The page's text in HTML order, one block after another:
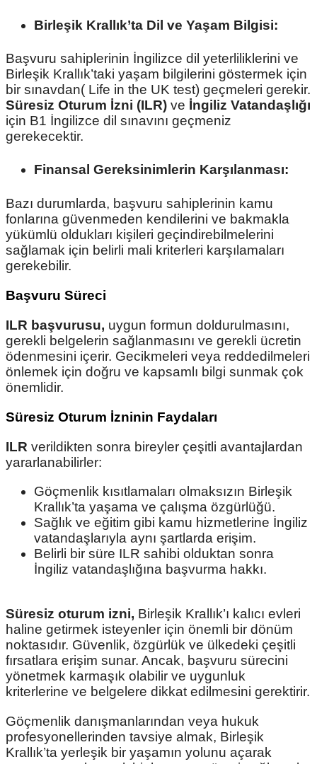
Birleşik Krallık’ta Dil ve Yaşam Bilgisi:
Başvuru sahiplerinin İngilizce dil yeterliliklerini ve
Birleşik Krallık’taki yaşam bilgilerini göstermek için
bir sınavdan( Life in the UK test) geçmeleri gerekir.
Süresiz Oturum İzni (ILR) ve İngiliz Vatandaşlığı
için B1 İngilizce dil sınavını geçmeniz
gerekecektir.
Finansal Gereksinimlerin Karşılanması:
Bazı durumlarda, başvuru sahiplerinin kamu
fonlarına güvenmeden kendilerini ve bakmakla
yükümlü oldukları kişileri geçindirebilmelerini
sağlamak için belirli mali kriterleri karşılamaları
gerekebilir.
Başvuru Süreci
ILR başvurusu, uygun formun doldurulmasını,
gerekli belgelerin sağlanmasını ve gerekli ücretin
ödenmesini içerir. Gecikmeleri veya reddedilmeleri
önlemek için doğru ve kapsamlı bilgi sunmak çok
önemlidir.
Süresiz Oturum İzninin Faydaları
ILR verildikten sonra bireyler çeşitli avantajlardan
yararlanabilirler:
Göçmenlik kısıtlamaları olmaksızın Birleşik
Krallık’ta yaşama ve çalışma özgürlüğü.
Sağlık ve eğitim gibi kamu hizmetlerine İngiliz
vatandaşlarıyla aynı şartlarda erişim.
Belirli bir süre ILR sahibi olduktan sonra
İngiliz vatandaşlığına başvurma hakkı.
Süresiz oturum izni, Birleşik Krallık’ı kalıcı evleri
haline getirmek isteyenler için önemli bir dönüm
noktasıdır. Güvenlik, özgürlük ve ülkedeki çeşitli
fırsatlara erişim sunar. Ancak, başvuru sürecini
yönetmek karmaşık olabilir ve uygunluk
kriterlerine ve belgelere dikkat edilmesini gerektirir.
Göçmenlik danışmanlarından veya hukuk
profesyonellerinden tavsiye almak, Birleşik
Krallık’ta yerleşik bir yaşamın yolunu açarak